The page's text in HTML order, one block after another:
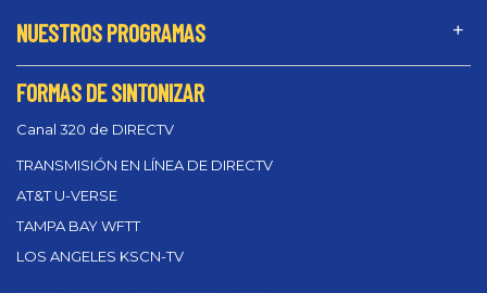
NUESTROS PROGRAMAS
FORMAS DE SINTONIZAR
Canal 320 de DIRECTV
TRANSMISIÓN EN LÍNEA DE DIRECTV
AT&T U-VERSE
TAMPA BAY WFTT
LOS ANGELES KSCN-TV